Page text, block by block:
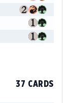
37 CARDS